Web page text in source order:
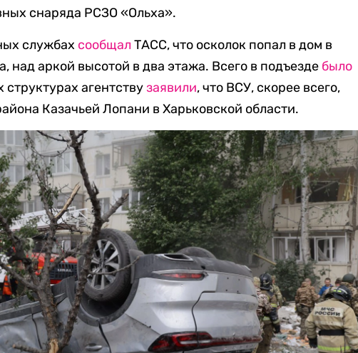
снаряда РСЗО «Ольха».
службах сообщал ТАСС, что осколок попал в дом в
над аркой высотой в два этажа. Всего в подъезде было
агентствузаявили, что ВСУ, скорее всего,
Казачьей Лопани в Харьковской области.